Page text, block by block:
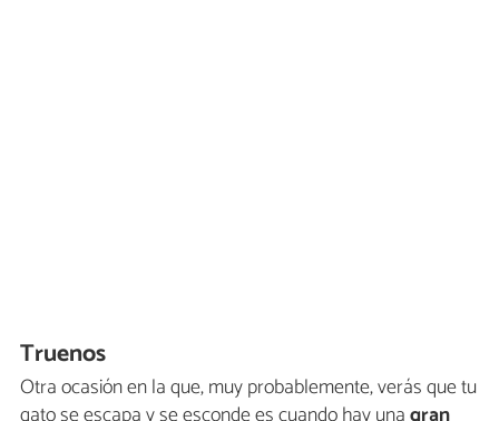
Truenos
Otra ocasión en la que, muy probablemente, verás que tu